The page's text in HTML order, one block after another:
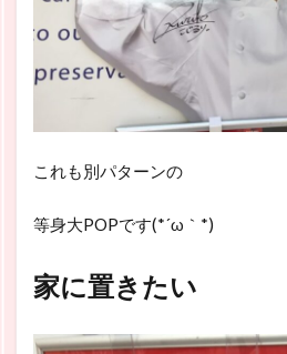
これも別パターンの
等身大POPです(*´ω｀*)
家に置きたい